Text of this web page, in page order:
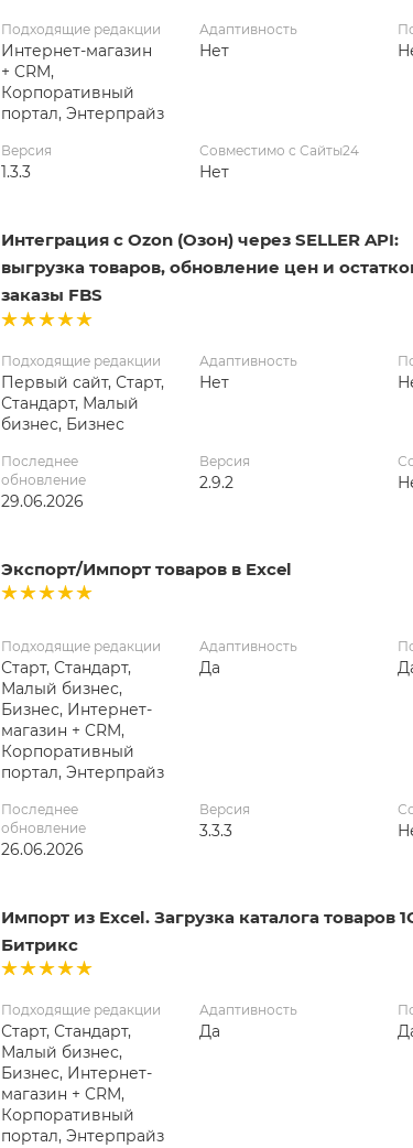
Подходящие редакции
Интернет-магазин
+ CRM,
Корпоративный
портал, Энтерпрайз
Адаптивность
Нет
Версия
1.3.3
Совместимо с Сайты24
Нет
Интеграция с Ozon (Озон) через SELLER API:
выгрузка товаров, обновление цен и
заказы FBS
Подходящие редакции
Первый сайт, Старт,
Стандарт, Малый
бизнес, Бизнес
Адаптивность
Нет
Последнее
обновление
29.06.2026
Версия
2.9.2
Экспорт/Импорт товаров в Excel
Подходящие редакции
Старт, Стандарт,
Малый бизнес,
Бизнес, Интернет-
магазин + CRM,
Корпоративный
портал, Энтерпрайз
Адаптивность
Да
Последнее
обновление
26.06.2026
Версия
3.3.3
Импорт из Excel. Загрузка каталога товаров
Битрикс
Подходящие редакции
Старт, Стандарт,
Малый бизнес,
Бизнес, Интернет-
магазин + CRM,
Корпоративный
портал, Энтерпрайз
Адаптивность
Да